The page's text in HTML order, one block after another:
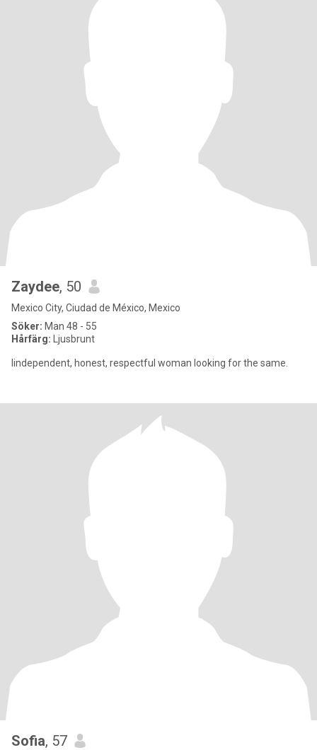
Zaydee, 50
Mexico City, Ciudad de México, Mexico
Söker: Man 48 - 55
Hårfärg: Ljusbrunt
Iindependent, honest, respectful woman looking for the same.
Sofia, 57